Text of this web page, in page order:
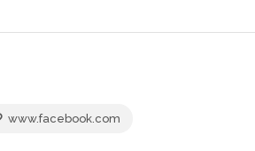
www.facebook.com